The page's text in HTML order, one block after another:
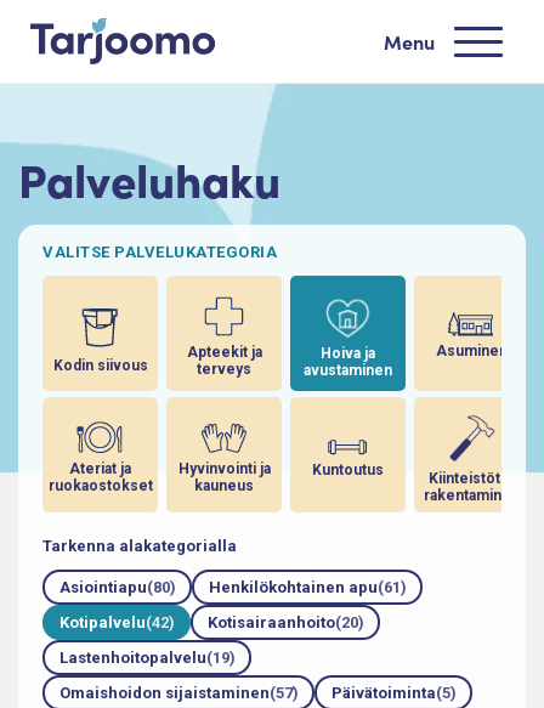
Siirry sisältöön
Tarjoomo etusivu
Menu
Palveluhaku
VALITSE PALVELUKATEGORIA
Kodin siivous
Ateriat ja
ruokaostokset
Apteekit ja
terveys
Hyvinvointi ja
kauneus
Hoiva ja
avustaminen
Kuntoutus
Asuminen
Kiinteistöt ja
rakentaminen
Tarkenna alakategorialla
Asiointiapu(80) Henkilökohtainen apu(61)
Kotipalvelu(42) Kotisairaanhoito(20)
Lastenhoitopalvelu(19)
Omaishoidon sijaistaminen(57) Päivätoiminta(5)